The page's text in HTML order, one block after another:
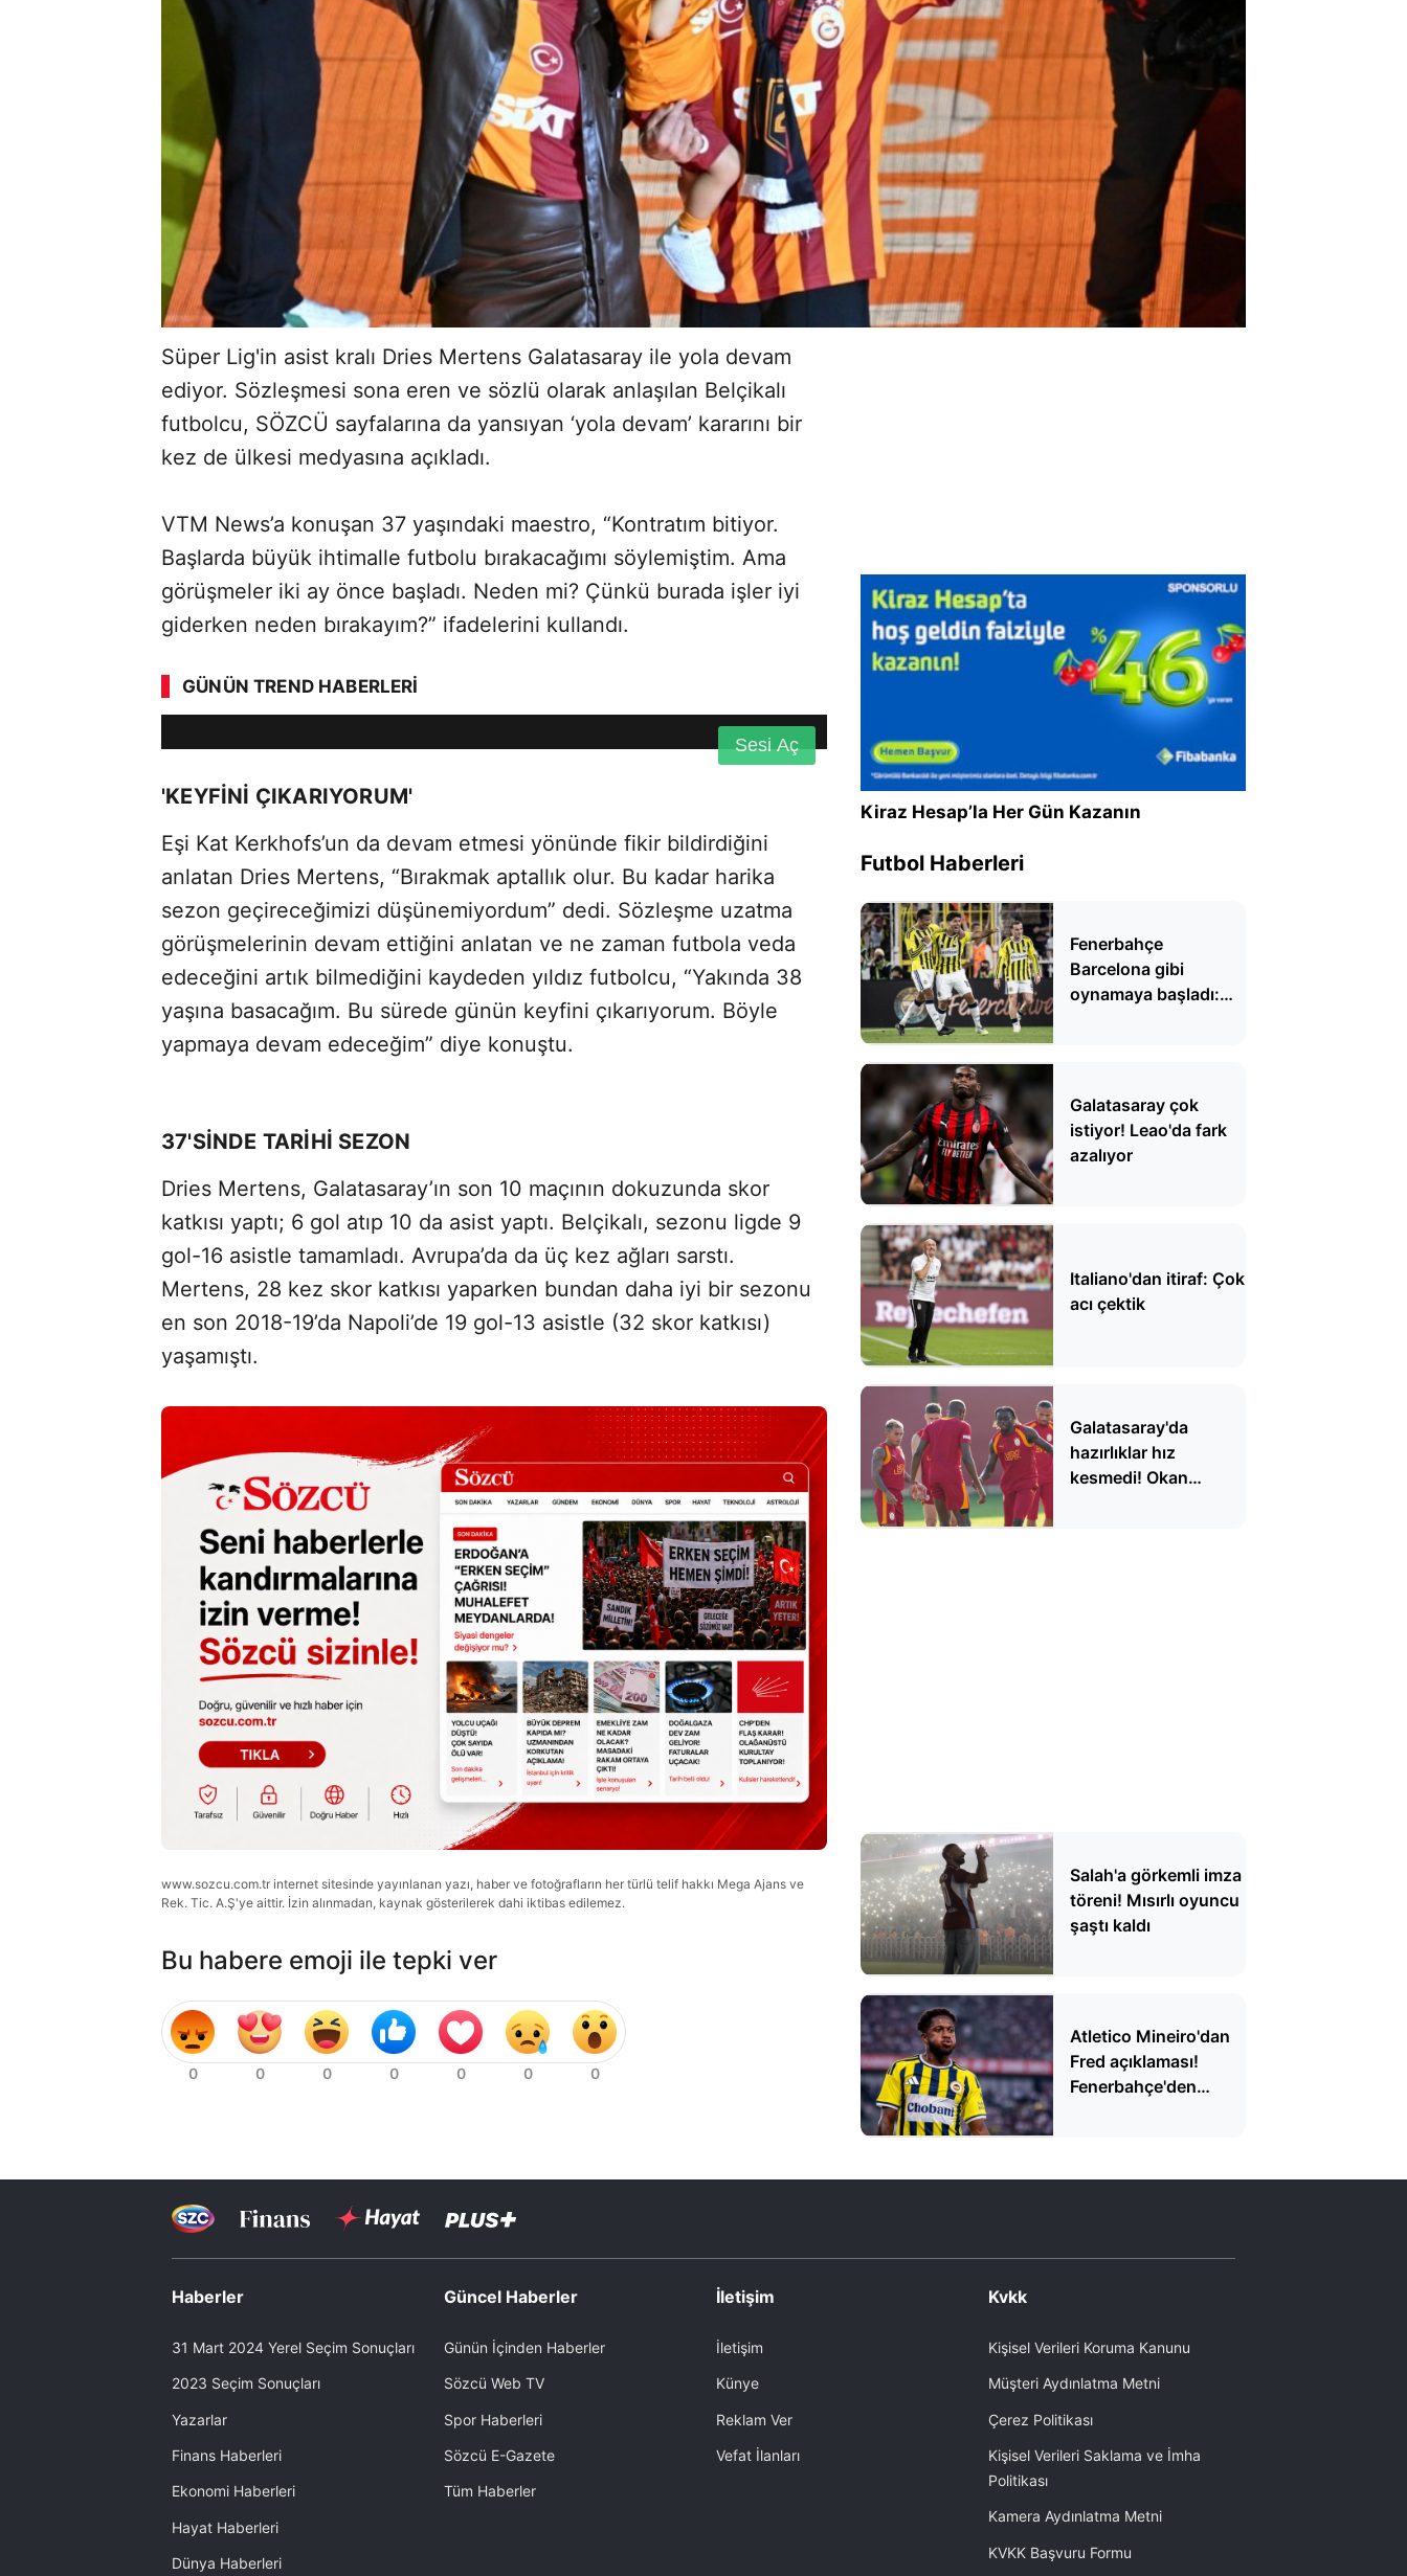
Süper Lig'in asist kralı Dries Mertens Galatasaray ile yola devam
ediyor. Sözleşmesi sona eren ve sözlü olarak anlaşılan Belçikalı
futbolcu, SÖZCÜ sayfalarına da yansıyan ‘yola devam’ kararını bir
kez de ülkesi medyasına açıkladı.
VTM News’a konuşan 37 yaşındaki maestro, “Kontratım bitiyor.
Başlarda büyük ihtimalle futbolu bırakacağımı söylemiştim. Ama
görüşmeler iki ay önce başladı. Neden mi? Çünkü burada işler iyi
giderken neden bırakayım?” ifadelerini kullandı.
GÜNÜN TREND HABERLERI
Aç
5.38%
Sesi Aç
'KEYFİNİ ÇIKARIYORUM'
Eşi Kat Kerkhofs’un da devam etmesi yönünde fikir bildirdiğini
anlatan Dries Mertens, “Bırakmak aptallık olur. Bu kadar harika
sezon geçireceğimizi düşünemiyordum” dedi. Sözleşme uzatma
görüşmelerinin devam ettiğini anlatan ve ne zaman futbola veda
edeceğini artık bilmediğini kaydeden yıldız futbolcu, “Yakında 38
yaşına basacağım. Bu sürede günün keyfini çıkarıyorum. Böyle
yapmaya devam edeceğim” diye konuştu.
37'SİNDE TARİHİ SEZON
Dries Mertens, Galatasaray’ın son 10 maçının dokuzunda skor
katkısı yaptı; 6 gol atıp 10 da asist yaptı. Belçikalı, sezonu ligde 9
gol-16 asistle tamamladı. Avrupa’da da üç kez ağları sarstı.
Mertens, 28 kez skor katkısı yaparken bundan daha iyi bir sezonu
en son 2018-19’da Napoli’de 19 gol-13 asistle (32 skor katkısı)
yaşamıştı.
www.sozcu.com.tr internet sitesinde yayınlanan yazı, haber ve fotoğrafların her türlü telif hakkı Mega Ajans ve
Rek. Tic. A.Ş'ye aittir. İzin alınmadan, kaynak gösterilerek dahi iktibas edilemez.
Bu habere emoji ile tepki ver
Kiraz Hesap’la Her Gün Kazanın
Futbol Haberleri
Fenerbahçe
Barcelona gibi
oynamaya başladı:
Galatasaray çok
istiyor! Leao'da fark
azalıyor
Italiano'dan itiraf: Çok
acı çektik
Galatasaray'da
hazırlıklar hız
kesmedi! Okan
Salah'a görkemli imza
töreni! Mısırlı oyuncu
şaştı kaldı
Atletico Mineiro'dan
Fred açıklaması!
Fenerbahçe'den
Haberler
31 Mart 2024 Yerel Seçim Sonuçları
2023 Seçim Sonuçları
Yazarlar
Finans Haberleri
Ekonomi Haberleri
Hayat Haberleri
Dünya Haberleri
Güncel Haberler
Günün İçinden Haberler
Sözcü Web TV
Spor Haberleri
Sözcü E-Gazete
Tüm Haberler
İletişim
İletişim
Künye
Reklam Ver
Vefat İlanları
Kvkk
Kişisel Verileri Koruma Kanunu
Müşteri Aydınlatma Metni
Çerez Politikası
Kişisel Verileri Saklama ve İmha
Politikası
Kamera Aydınlatma Metni
KVKK Başvuru Formu